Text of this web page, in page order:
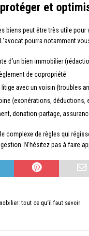
et
biens peut être très utile
pourra notamment
d’un bien immobilier
de copropriété
avec un voisin (troubles
(exonérations, déductions,
donation-partage,
complexe de règles qui
N’hésitez pas à faire
tout ce qu’il faut savoir